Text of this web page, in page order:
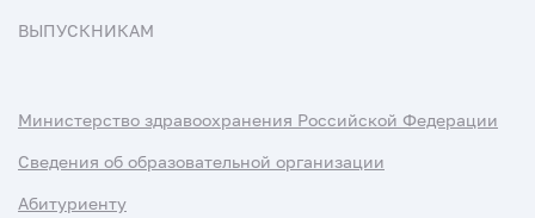
ВЫПУСКНИКАМ
Министерство здравоохранения Российской Федерации
Сведения об образовательной организации
Абитуриенту